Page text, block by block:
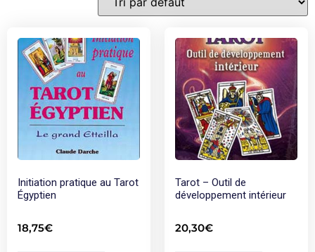
Initiation pratique au Tarot
Égyptien
18,75€
Tarot – Outil de
développement intérieur
20,30€